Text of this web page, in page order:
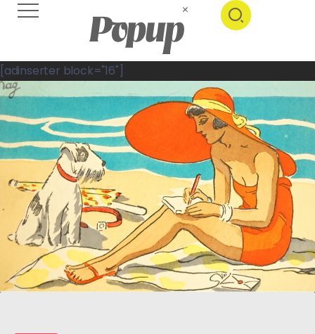
[adinserter block="16"]